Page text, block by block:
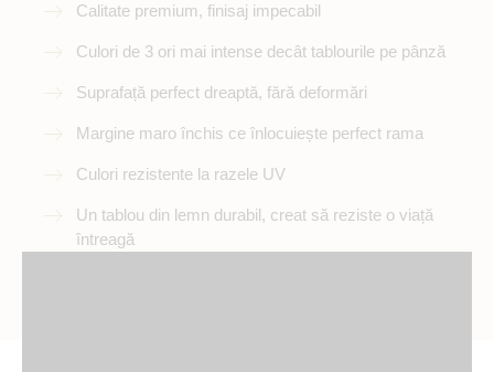
Calitate premium, finisaj impecabil
Culori de 3 ori mai intense decât tablourile pe pânză
Suprafață perfect dreaptă, fără deformări
Margine maro închis ce înlocuiește perfect rama
Culori rezistente la razele UV
Un tablou din lemn durabil, creat să reziste o viață
întreagă